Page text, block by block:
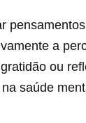
a
ou
saúde